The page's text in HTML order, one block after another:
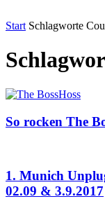
Start Schlagworte
So rocken The
1. Munich
02.09 & 3.9.2017